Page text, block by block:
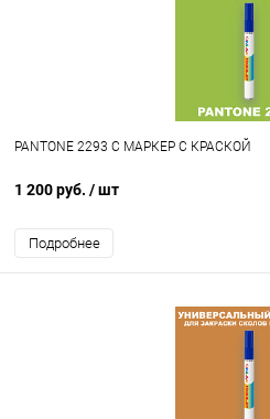
PANTONE 2293 C МАРКЕР С КРАСКОЙ
1 200 руб. / шт
Подробнее